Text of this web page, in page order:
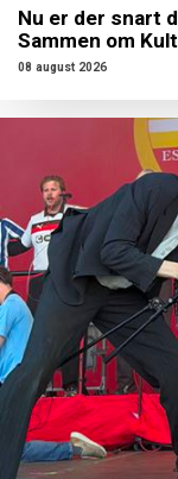
Nu er der snart
Sammen om
08 august 2026